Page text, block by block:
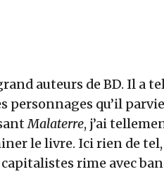
auteurs de BD. Il a
qu’il
Malaterre, j’ai
le livre. Ici rien de
rime avec